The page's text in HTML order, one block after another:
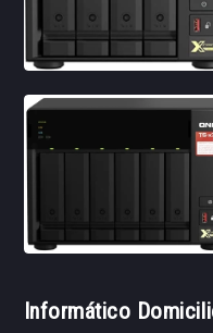
Informático